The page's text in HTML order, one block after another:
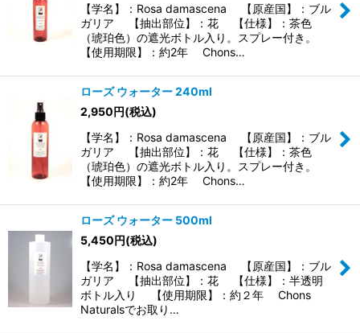
【学名】：Rosa damascena 【原産国】：ブル
ガリア 【抽出部位】：花 【仕様】：茶色
（琥珀色）の遮光ボトル入り。スプレー付き。
【使用期限】：約2年 Chons…
ローズ ウォーター 240ml
2,950円(税込)
【学名】：Rosa damascena 【原産国】：ブル
ガリア 【抽出部位】：花 【仕様】：茶色
（琥珀色）の遮光ボトル入り。スプレー付き。
【使用期限】：約2年 Chons…
ローズ ウォーター 500ml
5,450円(税込)
【学名】：Rosa damascena 【原産国】：ブル
ガリア 【抽出部位】：花 【仕様】：半透明
ボトル入り 【使用期限】：約２年 Chons
Naturalsでお取り…